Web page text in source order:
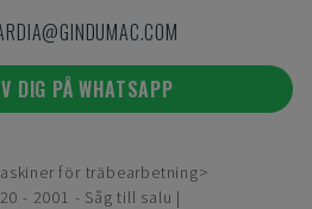
DIG PÅ WHATSAPP
för träbearbetning
- 2001 - Såg till salu |